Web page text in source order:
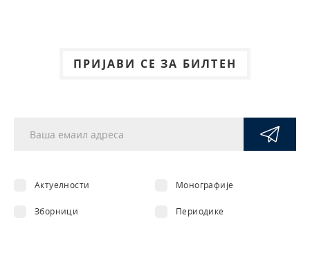
ПРИЈАВИ СЕ ЗА БИЛТЕН
Актуелности Монографије
Зборници Периодике